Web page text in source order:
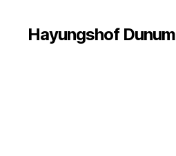
Hayungshof Dunum